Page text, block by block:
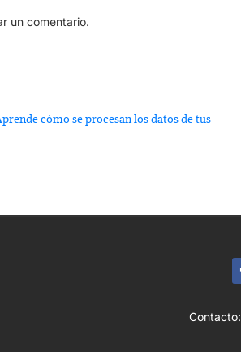
un comentario.
cómo se procesan los datos de tus
Contacto: